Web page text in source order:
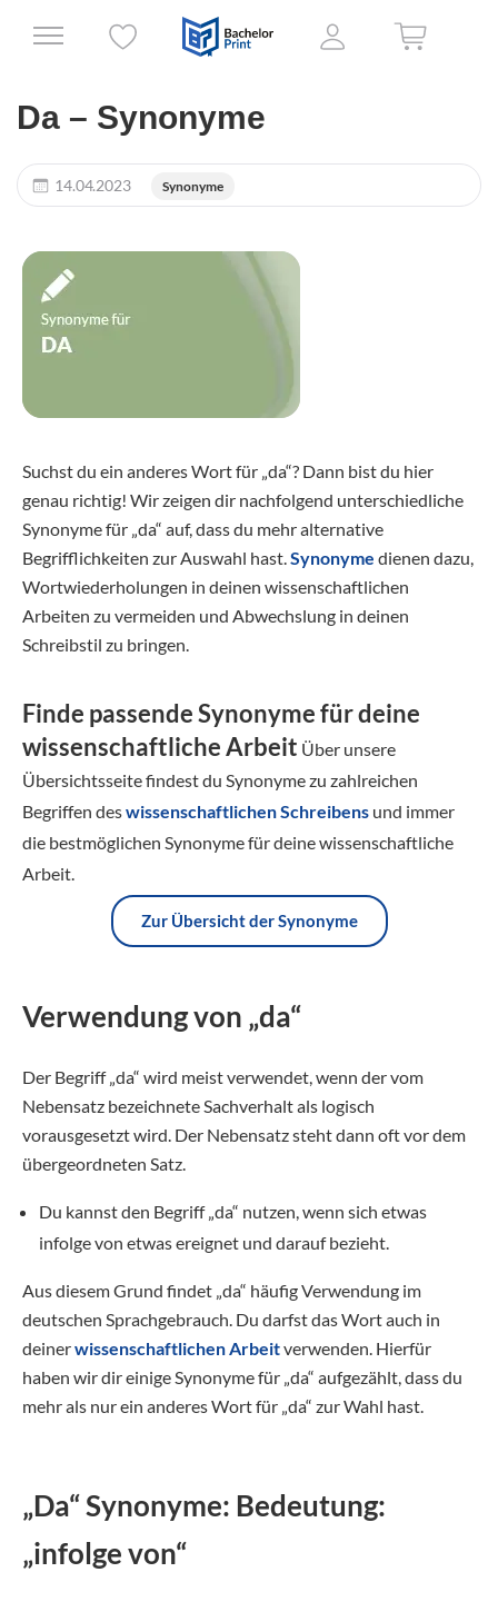
Da – Synonyme
14.04.2023 Synonyme
Suchst du ein anderes Wort für „da“? Dann bist du hier
genau richtig! Wir zeigen dir nachfolgend unterschiedliche
Synonyme für „da“ auf, dass du mehr alternative
Begrifflichkeiten zur Auswahl hast.Synonyme dienen dazu,
Wortwiederholungen in deinen wissenschaftlichen
Arbeiten zu vermeiden und Abwechslung in deinen
Schreibstil zu bringen.
Finde passende Synonyme für deine
wissenschaftliche Arbeit Über unsere
Übersichtsseite findest du Synonyme zu zahlreichen
Begriffen deswissenschaftlichen Schreibens und immer
die bestmöglichen Synonyme für deine wissenschaftliche
Arbeit.
Zur Übersicht der Synonyme
Verwendung von „da“
Der Begriff „da“ wird meist verwendet, wenn der vom
Nebensatz bezeichnete Sachverhalt als logisch
vorausgesetzt wird. Der Nebensatz steht dann oft vor dem
übergeordneten Satz.
Du kannst den Begriff „da“ nutzen, wenn sich etwas
infolge von etwas ereignet und darauf bezieht.
Aus diesem Grund findet „da“ häufig Verwendung im
deutschen Sprachgebrauch. Du darfst das Wort auch in
deinerwissenschaftlichen Arbeitverwenden. Hierfür
haben wir dir einige Synonyme für „da“ aufgezählt, dass du
mehr als nur ein anderes Wort für „da“ zur Wahl hast.
„Da“ Synonyme: Bedeutung:
„infolge von“